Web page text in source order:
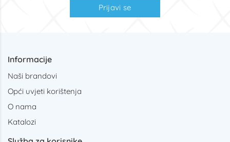
Prijavi se
Informacije
Naši brandovi
Opći uvjeti korištenja
O nama
Katalozi